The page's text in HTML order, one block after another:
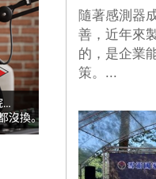
隨著感測器
善，近年來
的，是企業
策。...